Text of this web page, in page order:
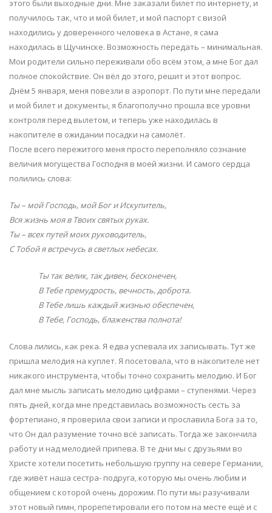
этого были выходные дни. Мне заказали билет по интернету, и
получилось так, что и мой билет, и мой паспорт с визой
находились у доверенного человека в Астане, я сама
находилась в Щучинске. Возможность передать – минимальная.
Мои родители сильно переживали обо всём этом, а мне Бог дал
полное спокойствие. Он вёл до этого, решит и этот вопрос.
Днём 5 января, меня повезли в аэропорт. По пути мне передали
и мой билет и документы, я благополучно прошла все уровни
контроля перед вылетом, и теперь уже находилась в
накопителе в ожидании посадки на самолёт.
После всего пережитого меня просто переполняло сознание
величия могущества Господня в моей жизни. И самого сердца
полились слова:
Ты – мой Господь, мой Бог и Искупитель,
Вся жизнь моя в Твоих святых руках.
Ты – всех путей моих руководитель,
С Тобой я встречусь в светлых небесах.
Ты так велик, так дивен, бесконечен,
В Тебе премудрость, вечность, доброта.
В Тебе лишь каждый жизнью обеспечен,
В Тебе, Господь, блаженства полнота!
Слова лились, как река. Я едва успевала их записывать. Тут же
пришла мелодия на куплет. Я посетовала, что в накопителе нет
никакого инструмента, чтобы точно сохранить мелодию. И Бог
дал мне мысль записать мелодию цифрами – ступенями. Через
пять дней, когда мне представилась возможность сесть за
фортепиано, я проверила свои записи и прославила Бога за то,
что Он дал разумение точно всё записать. Тогда же закончила
работу и над мелодией припева. В те дни мы с друзьями во
Христе хотели посетить небольшую группу на севере Германии,
где живёт наша сестра- подруга, которую мы очень любим и
общением с которой очень дорожим. По пути мы разучивали
этот новый гимн, прорепетировали его потом на месте ещё и с